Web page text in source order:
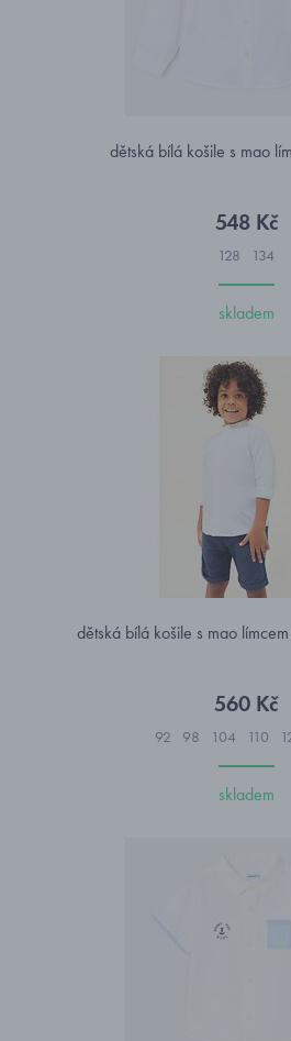
dětská bílá košile s mao
548 Kč
128 134
skladem
dětská bílá košile s mao
560 Kč
92 98 104 110
skladem